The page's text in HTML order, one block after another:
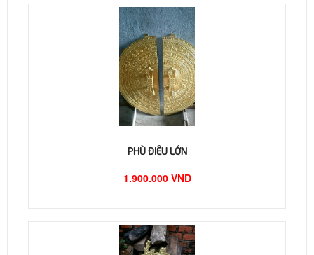
PHÙ ĐIÊU LỚN
1.900.000 VND